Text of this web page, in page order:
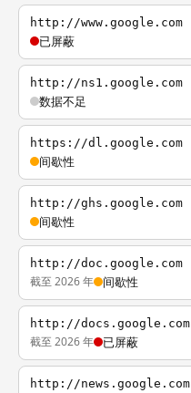
http://www.google.com
已屏蔽
http://ns1.google.com
数据不足
https://dl.google.com
间歇性
http://ghs.google.com
间歇性
http://doc.google.com
截至 2026 年 间歇性
http://docs.google.com
截至 2026 年 已屏蔽
http://news.google.com